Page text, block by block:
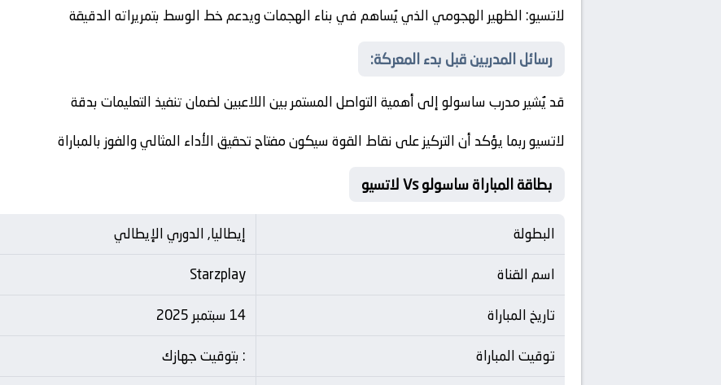
لاتسيو: الظهير الهجومي الذي يُساهم في بناء الهجمات ويدعم خط الوسط بتمريراته الدقيقة
رسائل المدربين قبل بدء المعركة:
قد يُشير مدرب ساسولو إلى أهمية التواصل المستمر بين اللاعبين لضمان تنفيذ التعليمات بدقة
لاتسيو ربما يؤكد أن التركيز على نقاط القوة سيكون مفتاح تحقيق الأداء المثالي والفوز بالمباراة
بطاقة المباراة ساسولو Vs لاتسيو
البطولة
إيطاليا, الدوري الإيطالي
اسم القناة
Starzplay
تاريخ المباراة
14 سبتمبر 2025
توقيت المباراة
: بتوقيت جهازك